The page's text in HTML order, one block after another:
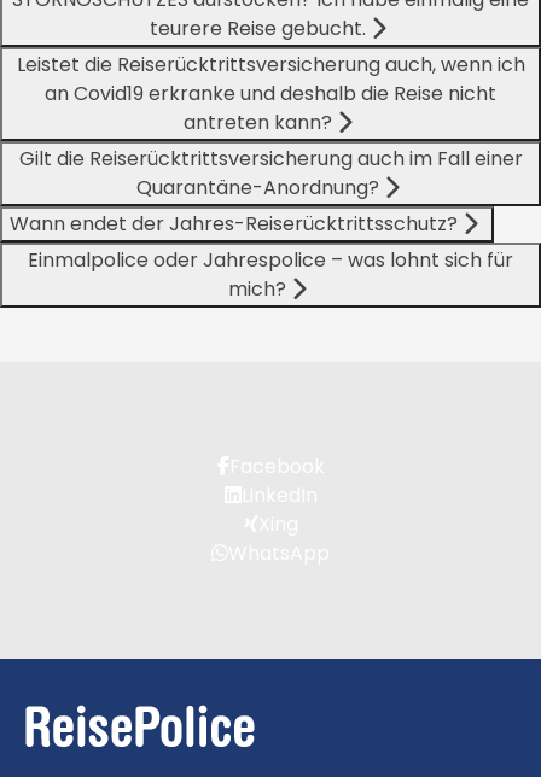
teurere Reise gebucht.
Leistet die Reiserücktrittsversicherung auch, wenn ich
an Covid19 erkranke und deshalb die Reise nicht
antreten kann?
Gilt die Reiserücktrittsversicherung auch im Fall einer
Quarantäne-Anordnung?
Wann endet der Jahres-Reiserücktrittsschutz?
Einmalpolice oder Jahrespolice – was lohnt sich für
mich?